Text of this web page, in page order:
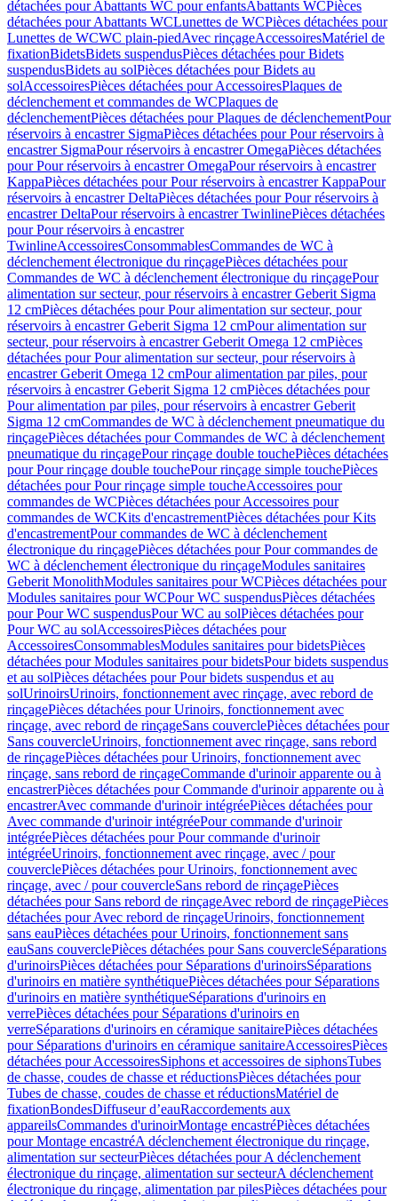
détachées pour Abattants WC pour enfantsAbattants WCPièces
détachées pour Abattants WCLunettes de WCPièces détachées pour
Lunettes de WCWC plain-piedAvec rinçageAccessoiresMatériel de
fixationBidetsBidets suspendusPièces détachées pour Bidets
suspendusBidets au solPièces détachées pour Bidets au
solAccessoiresPièces détachées pour AccessoiresPlaques de
déclenchement et commandes de WCPlaques de
déclenchementPièces détachées pour Plaques de déclenchementPour
réservoirs à encastrer SigmaPièces détachées pour Pour réservoirs à
encastrer SigmaPour réservoirs à encastrer OmegaPièces détachées
pour Pour réservoirs à encastrer OmegaPour réservoirs à encastrer
KappaPièces détachées pour Pour réservoirs à encastrer KappaPour
réservoirs à encastrer DeltaPièces détachées pour Pour réservoirs à
encastrer DeltaPour réservoirs à encastrer TwinlinePièces détachées
pour Pour réservoirs à encastrer
TwinlineAccessoiresConsommablesCommandes de WC à
déclenchement électronique du rinçagePièces détachées pour
Commandes de WC à déclenchement électronique du rinçagePour
alimentation sur secteur, pour réservoirs à encastrer Geberit Sigma
12 cmPièces détachées pour Pour alimentation sur secteur, pour
réservoirs à encastrer Geberit Sigma 12 cmPour alimentation sur
secteur, pour réservoirs à encastrer Geberit Omega 12 cmPièces
détachées pour Pour alimentation sur secteur, pour réservoirs à
encastrer Geberit Omega 12 cmPour alimentation par piles, pour
réservoirs à encastrer Geberit Sigma 12 cmPièces détachées pour
Pour alimentation par piles, pour réservoirs à encastrer Geberit
Sigma 12 cmCommandes de WC à déclenchement pneumatique du
rinçagePièces détachées pour Commandes de WC à déclenchement
pneumatique du rinçagePour rinçage double touchePièces détachées
pour Pour rinçage double touchePour rinçage simple touchePièces
détachées pour Pour rinçage simple toucheAccessoires pour
commandes de WCPièces détachées pour Accessoires pour
commandes de WCKits d'encastrementPièces détachées pour Kits
d'encastrementPour commandes de WC à déclenchement
électronique du rinçagePièces détachées pour Pour commandes de
WC à déclenchement électronique du rinçageModules sanitaires
Geberit MonolithModules sanitaires pour WCPièces détachées pour
Modules sanitaires pour WCPour WC suspendusPièces détachées
pour Pour WC suspendusPour WC au solPièces détachées pour
Pour WC au solAccessoiresPièces détachées pour
AccessoiresConsommablesModules sanitaires pour bidetsPièces
détachées pour Modules sanitaires pour bidetsPour bidets suspendus
et au solPièces détachées pour Pour bidets suspendus et au
solUrinoirsUrinoirs, fonctionnement avec rinçage, avec rebord de
rinçagePièces détachées pour Urinoirs, fonctionnement avec
rinçage, avec rebord de rinçageSans couverclePièces détachées pour
Sans couvercleUrinoirs, fonctionnement avec rinçage, sans rebord
de rinçagePièces détachées pour Urinoirs, fonctionnement avec
rinçage, sans rebord de rinçageCommande d'urinoir apparente ou à
encastrerPièces détachées pour Commande d'urinoir apparente ou à
encastrerAvec commande d'urinoir intégréePièces détachées pour
Avec commande d'urinoir intégréePour commande d'urinoir
intégréePièces détachées pour Pour commande d'urinoir
intégréeUrinoirs, fonctionnement avec rinçage, avec / pour
couverclePièces détachées pour Urinoirs, fonctionnement avec
rinçage, avec / pour couvercleSans rebord de rinçagePièces
détachées pour Sans rebord de rinçageAvec rebord de rinçagePièces
détachées pour Avec rebord de rinçageUrinoirs, fonctionnement
sans eauPièces détachées pour Urinoirs, fonctionnement sans
eauSans couverclePièces détachées pour Sans couvercleSéparations
d'urinoirsPièces détachées pour Séparations d'urinoirsSéparations
d'urinoirs en matière synthétiquePièces détachées pour Séparations
d'urinoirs en matière synthétiqueSéparations d'urinoirs en
verrePièces détachées pour Séparations d'urinoirs en
verreSéparations d'urinoirs en céramique sanitairePièces détachées
pour Séparations d'urinoirs en céramique sanitaireAccessoiresPièces
détachées pour AccessoiresSiphons et accessoires de siphonsTubes
de chasse, coudes de chasse et réductionsPièces détachées pour
Tubes de chasse, coudes de chasse et réductionsMatériel de
fixationBondesDiffuseur d’eauRaccordements aux
appareilsCommandes d'urinoirMontage encastréPièces détachées
pour Montage encastréA déclenchement électronique du rinçage,
alimentation sur secteurPièces détachées pour A déclenchement
électronique du rinçage, alimentation sur secteurA déclenchement
électronique du rinçage, alimentation par pilesPièces détachées pour